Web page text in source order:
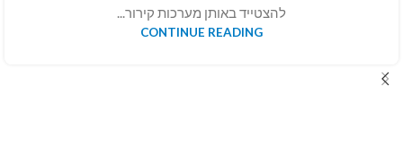
להצטייד באותן מערכות קירור...
CONTINUE READING